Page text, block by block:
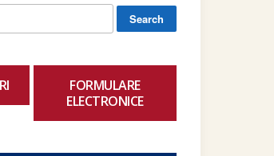
FORMULARE
ELECTRONICE